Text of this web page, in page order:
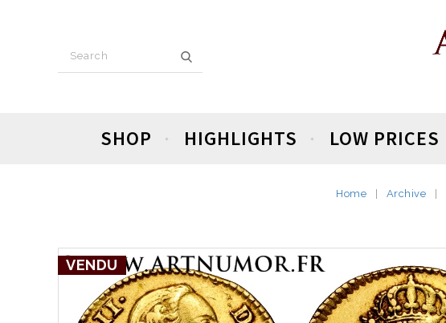
SHOP HIGHLIGHTS LOW PRICES
Home Archive
VENDU